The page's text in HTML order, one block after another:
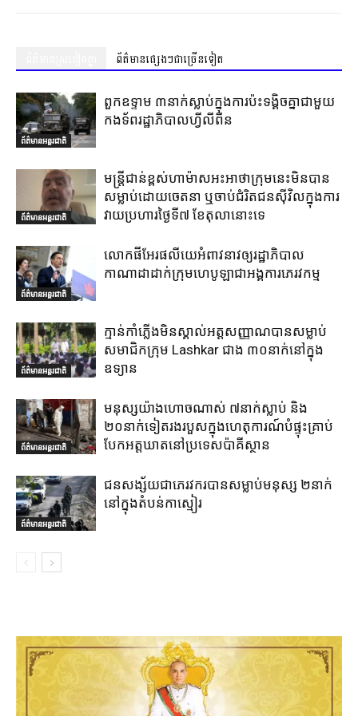
ព័ត៌មានផ្សេងៗជាច្រើនទៀត
ព័ត៌មានអន្តរជាតិ
ពួកឧទ្ទាម ៣នាក់ស្លាប់ក្នុងការប៉ះទង្គិចគ្នាជាមួយ
កងទ័ពរដ្ឋាភិបាលហ្វីលីពីន
ព័ត៌មានអន្តរជាតិ
មន្ត្រីជាន់ខ្ពស់ហាម៉ាសអះអាថាក្រុមនេះមិនបាន
សម្លាប់ដោយចេតនា ឬចាប់ជំរិតជនស៊ីវិលក្នុងការ
វាយប្រហារថ្ងៃទី៧ ខែតុលានោះទេ
ព័ត៌មានអន្តរជាតិ
លោកផីអែរផលីយេអំពាវនាវឲ្យរដ្ឋាភិបាល
កាណាដាដាក់ក្រុមហេបូឡាជាអង្គការភេរវកម្ម
ព័ត៌មានអន្តរជាតិ
ក្មាន់កាំភ្លើងមិនស្គាល់អត្តសញ្ញាណបានសម្លាប់
សមាជិកក្រុម Lashkar ជាង ៣០នាក់នៅក្នុង
ឧទ្យាន
ព័ត៌មានអន្តរជាតិ
មនុស្សយ៉ាងហោចណាស់ ៧នាក់ស្លាប់ និង
២០នាក់ទៀតរងរបួសក្នុងហេតុការណ៍បំផ្ទុះគ្រាប់
បែកអត្តឃាតនៅប្រទេសប៉ាគីស្ថាន
ព័ត៌មានអន្តរជាតិ
ជនសង្ស័យជាភេរវករបានសម្លាប់មនុស្ស ២នាក់
នៅក្នុងតំបន់កាស្មៀរ